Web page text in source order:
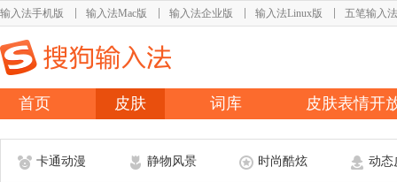
输入法手机版 输入法Mac版 输入法企业版 输入法Linux版 五笔输入法
首页 皮肤 词库 皮肤表情开
卡通动漫 静物风景 时尚酷炫 动态